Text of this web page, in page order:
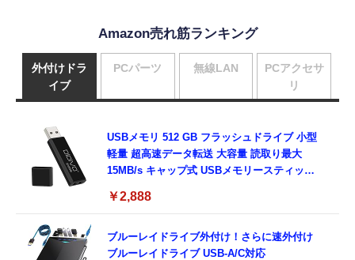
Amazon売れ筋ランキング
外付けドラ
イブ
USBメモリ 512 GB フラッシュドライブ 小型
軽量 超高速データ転送 大容量 読取り最大
15MB/s キャップ式 USBメモリースティック
￥2,888
ブルーレイドライブ外付け！さらに速外付け
ブルーレイドライブ USB-A/C対応
PCパーツ 無線LAN
PCアクセサ
リ